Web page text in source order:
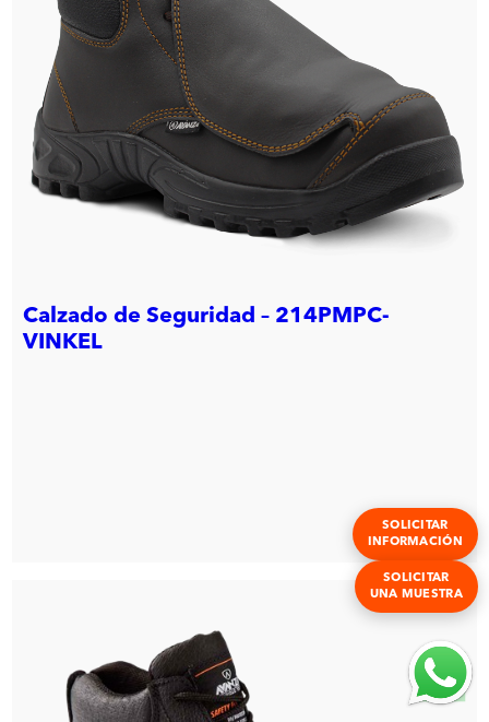
Calzado de Seguridad – 214PMPC-
VINKEL
SOLICITAR
INFORMACIÓN
SOLICITAR
UNA MUESTRA